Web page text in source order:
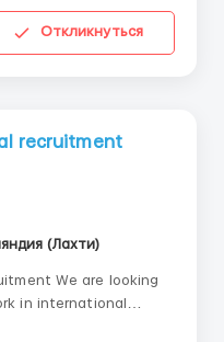
Откликнуться
recruitment
(Лахти)
looking
in international
care personnel